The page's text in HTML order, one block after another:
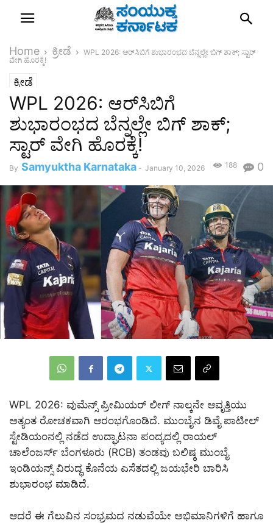
Home ಕ್ರೀಡೆ
WPL 2026: ಆರ್‌ಸಿಬಿಗೆ ಶುಭಾರಂಭದ ಬೆನ್ನಲ್ಲೇ ಬಿಗ್ ಶಾಕ್; ಸ್ಟಾರ್
ವೇಗಿ ಹೊರಕ್ಕೆ!
ಕ್ರೀಡೆ
WPL 2026: ಆರ್‌ಸಿಬಿಗೆ
ಶುಭಾರಂಭದ ಬೆನ್ನಲ್ಲೇ ಬಿಗ್ ಶಾಕ್;
ಸ್ಟಾರ್ ವೇಗಿ ಹೊರಕ್ಕೆ!
By Samyuktha Karnataka - January 10, 2026 0
188
WPL 2026: ವುಮೆನ್ಸ್ ಪ್ರೀಮಿಯರ್ ಲೀಗ್ ನಾಲ್ಕನೇ ಆವೃತ್ತಿಯು
ಅತ್ಯಂತ ರೋಚಕವಾಗಿ ಆರಂಭಗೊಂಡಿದೆ. ಮುಂಬೈನ ಡಿವೈ ಪಾಟೀಲ್
ಸ್ಟೇಡಿಯಂನಲ್ಲಿ ನಡೆದ ಉದ್ಘಾಟನಾ ಪಂದ್ಯದಲ್ಲಿ ರಾಯಲ್
ಚಾಲೆಂಜರ್ಸ್ ಬೆಂಗಳೂರು (RCB) ತಂಡವು ಬಲಿಷ್ಠ ಮುಂಬೈ
ಇಂಡಿಯನ್ಸ್ ವಿರುದ್ಧ ಕೊನೆಯ ಎಸೆತದಲ್ಲಿ ಜಯಭೇರಿ ಬಾರಿಸಿ
ಶುಭಾರಂಭ ಮಾಡಿದೆ.
ಆದರೆ ಈ ಗೆಲುವಿನ ಸಂಭ್ರಮದ ನಡುವೆಯೇ ಅಭಿಮಾನಿಗಳಿಗೆ ಹಾಗೂ